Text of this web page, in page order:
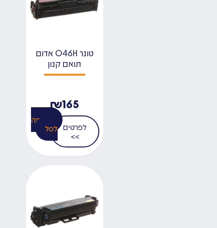
טונר 046H אדום
תואם קנון
₪165
לפרטים
>>
הוספה
לסל